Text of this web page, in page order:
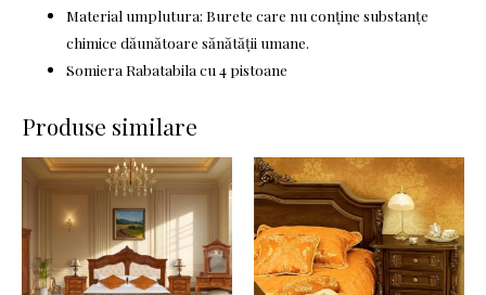
Material umplutura: Burete care nu conține substanțe
chimice dăunătoare sănătății umane.
Somiera Rabatabila cu 4 pistoane
Produse similare